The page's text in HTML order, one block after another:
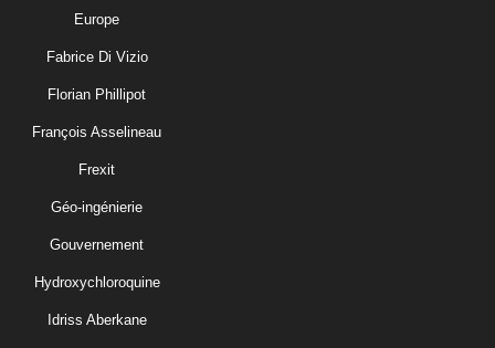
Europe
Fabrice Di Vizio
Florian Phillipot
François Asselineau
Frexit
Géo-ingénierie
Gouvernement
Hydroxychloroquine
Idriss Aberkane